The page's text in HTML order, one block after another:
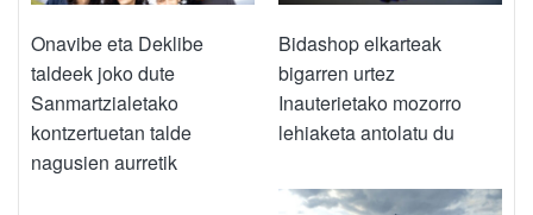
Onavibe eta Deklibe
taldeek joko dute
Sanmartzialetako
kontzertuetan talde
nagusien aurretik
Bidashop elkarteak
bigarren urtez
Inauterietako mozorro
lehiaketa antolatu du